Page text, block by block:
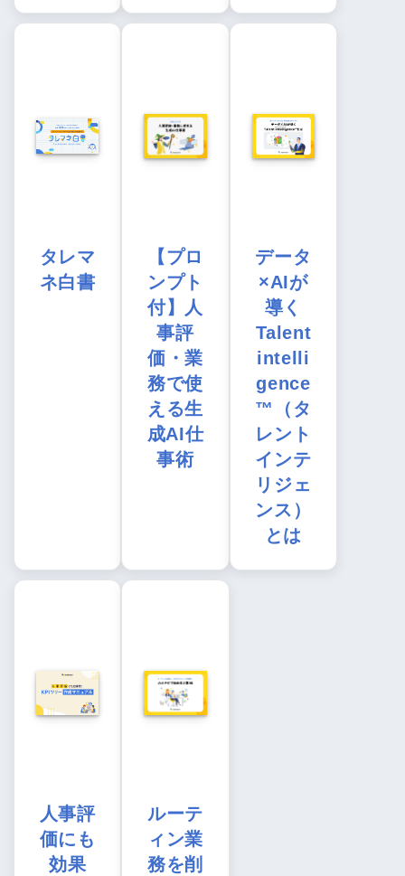
タレマ
ネ白書
【プロ
ンプト
付】人
事評
価・業
務で使
える生
成AI仕
事術
データ
×AIが
導く
Talent
intelli
gence
™（タ
レント
インテ
リジェ
ンス）
とは
人事評
価にも
効果
ルーテ
ィン業
務を削